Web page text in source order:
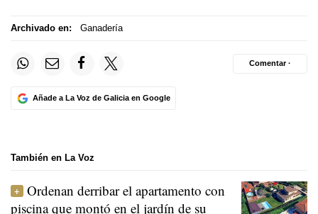
Archivado en: Ganadería
Añade a La Voz de Galicia en Google
Comentar ·
También en La Voz
Ordenan derribar el apartamento con
piscina que montó en el jardín de su